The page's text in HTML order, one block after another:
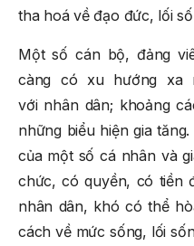
tha hoá về đạo đức, lối
Một số cán bộ, đảng
càng có xu hướng xa
với nhân dân; khoảng
những biểu hiện gia
của một số cá nhân và
chức, có quyền, có tiền
nhân dân, khó có thể
cách về mức sống, lối